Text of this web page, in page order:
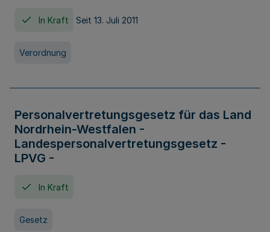
In Kraft Seit 13. Juli 2011
Verordnung
Personalvertretungsgesetz für das Land
Nordrhein-Westfalen -
Landespersonalvertretungsgesetz -
LPVG -
In Kraft
Gesetz